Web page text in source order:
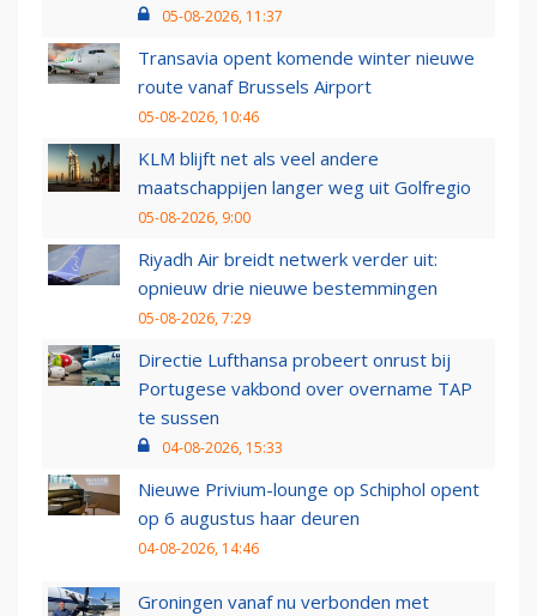
05-08-2026, 11:37
Transavia opent komende winter nieuwe
route vanaf Brussels Airport
05-08-2026, 10:46
KLM blijft net als veel andere
maatschappijen langer weg uit Golfregio
05-08-2026, 9:00
Riyadh Air breidt netwerk verder uit:
opnieuw drie nieuwe bestemmingen
05-08-2026, 7:29
Directie Lufthansa probeert onrust bij
Portugese vakbond over overname TAP
te sussen
04-08-2026, 15:33
Nieuwe Privium-lounge op Schiphol opent
op 6 augustus haar deuren
04-08-2026, 14:46
Groningen vanaf nu verbonden met